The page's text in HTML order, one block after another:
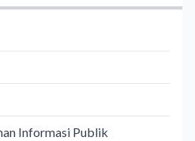
Informasi Publik